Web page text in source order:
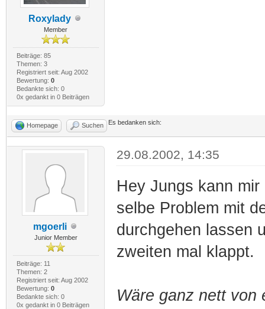
Roxylady
Member
Beiträge: 85
Themen: 3
Registriert seit: Aug 2002
Bewertung: 0
Bedankte sich: 0
0x gedankt in 0 Beiträgen
Homepage Suchen Es bedanken sich:
mgoerli
Junior Member
Beiträge: 11
Themen: 2
Registriert seit: Aug 2002
Bewertung: 0
Bedankte sich: 0
0x gedankt in 0 Beiträgen
29.08.2002, 14:35
Hey Jungs kann
selbe Problem mit
durchgehen lassen
zweiten mal klappt.
Wäre ganz nett